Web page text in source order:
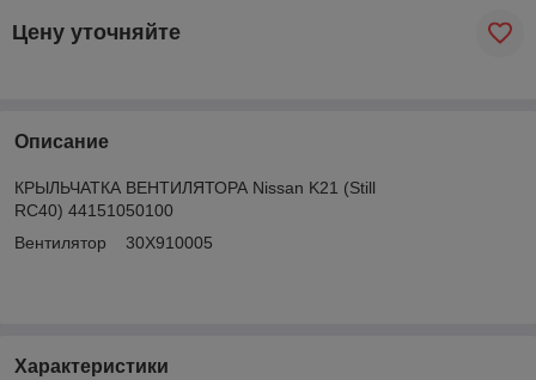
Цену уточняйте
Описание
КРЫЛЬЧАТКА ВЕНТИЛЯТОРА Nissan K21 (Still
RC40) 44151050100
Вентилятор 30X910005
Характеристики